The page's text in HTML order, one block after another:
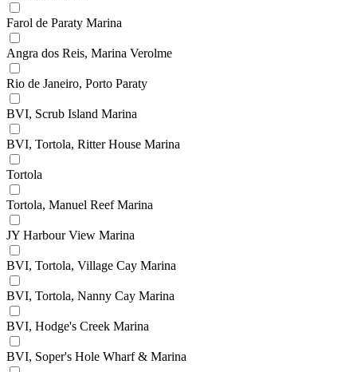
Farol de Paraty Marina
Angra dos Reis, Marina Verolme
Rio de Janeiro, Porto Paraty
BVI, Scrub Island Marina
BVI, Tortola, Ritter House Marina
Tortola
Tortola, Manuel Reef Marina
JY Harbour View Marina
BVI, Tortola, Village Cay Marina
BVI, Tortola, Nanny Cay Marina
BVI, Hodge's Creek Marina
BVI, Soper's Hole Wharf & Marina